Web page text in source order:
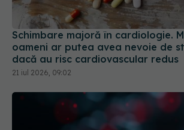
Schimbare majoră în cardiologie.
oameni ar putea avea nevoie de
dacă au risc cardiovascular redus
21 iul 2026, 09:02